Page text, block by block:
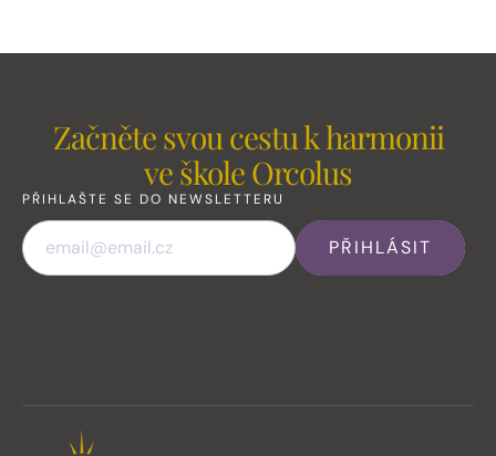
Začněte svou cestu k harmonii
ve škole Orcolus
PŘIHLAŠTE SE DO NEWSLETTERU
PŘIHLÁSIT